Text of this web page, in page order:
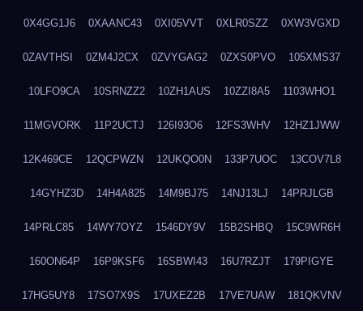
0X4GG1J6 0XAANC43 0XI05VVT 0XLR0SZZ 0XW3VGXD
0ZAVTHSI 0ZM4J2CX 0ZVYGAG2 0ZXS0PVO 105XMS37
10LFO9CA 10SRNZZ2 10ZH1AUS 10ZZI8A5 1103WHO1
11MGVORK 11P2UCTJ 126I93O6 12FS3WHV 12HZ1JWW
12K469CE 12QCPWZN 12UKQO0N 133P7UOC 13COV7L8
14GYHZ3D 14H4A825 14M9BJ75 14NJ13LJ 14PRJLGB
14PRLC85 14WY7OYZ 1546DY9V 15B2SHBQ 15C9WR6H
160ON64P 16P9KSF6 16SBWI43 16U7RZJT 179PIGYE
17HG5UY8 17SO7X9S 17UXEZ2B 17VE7UAW 181QKVNV